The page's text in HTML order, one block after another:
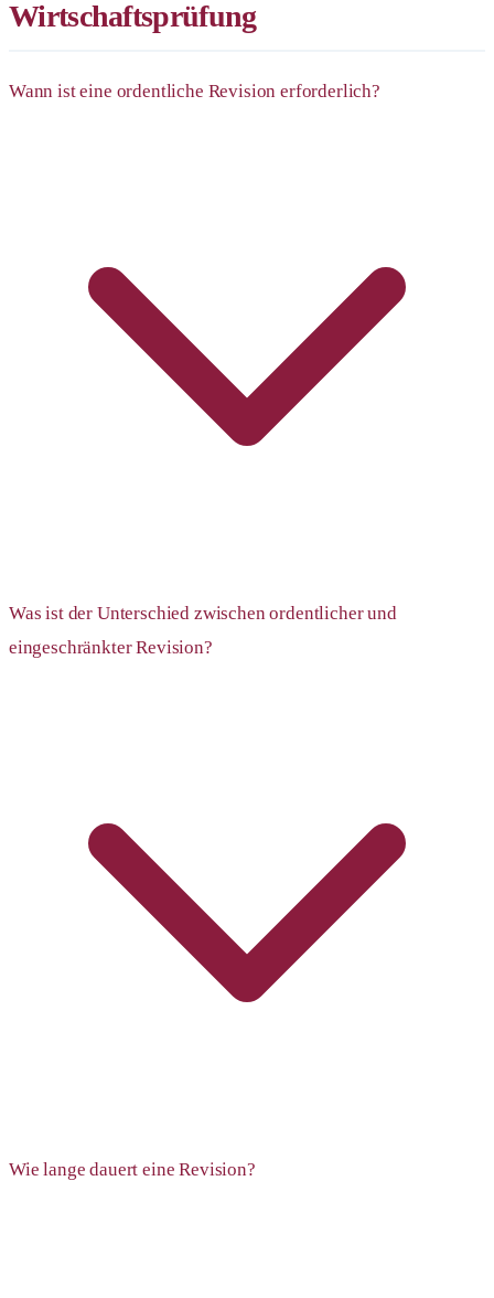
Wirtschaftsprüfung
Wann ist eine ordentliche Revision erforderlich?
Was ist der Unterschied zwischen ordentlicher und
eingeschränkter Revision?
Wie lange dauert eine Revision?